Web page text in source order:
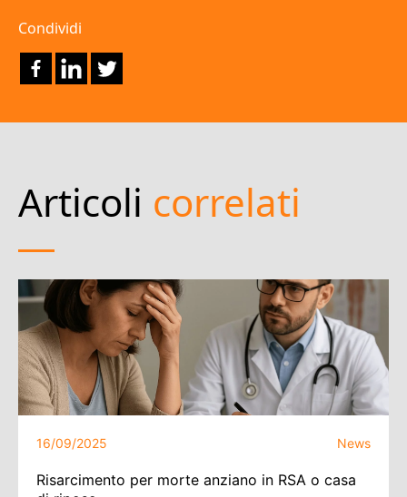
Condividi
Articoli correlati
16/09/2025 News
Risarcimento per morte anziano in RSA o casa